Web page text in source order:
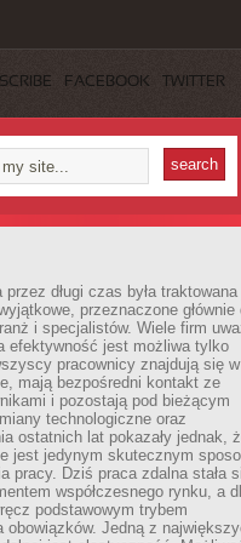
FACEBOOK TWITTER
przez długi czas była
przeznaczone głównie
i specjalistów. Wiele firm
efektywność jest możliwa tylko
pracownicy znajdują się w
mają bezpośredni kontakt ze
i pozostają pod bieżącym
technologiczne oraz
ostatnich lat pokazały jednak,
jest jedynym skutecznym
pracy. Dziś praca zdalna stała
współczesnego rynku, a
podstawowym trybem
obowiązków. Jedną z